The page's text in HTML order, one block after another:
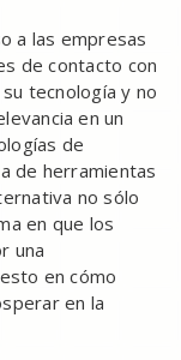
a las empresas
de contacto con
tecnología y no
en un
de
de herramientas
no sólo
en que los
una
en cómo
en la